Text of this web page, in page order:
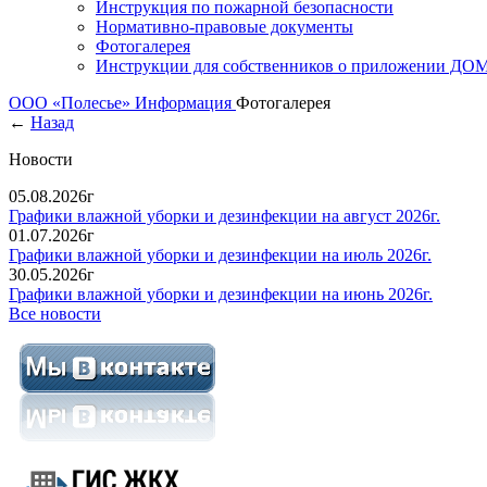
Инструкция по пожарной безопасности
Нормативно-правовые документы
Фотогалерея
Инструкции для собственников о приложении
ООО «Полесье» Информация Фотогалерея
← Назад
Новости
05.08.2026г
Графики влажной уборки и дезинфекции на август 2026г.
01.07.2026г
Графики влажной уборки и дезинфекции на июль 2026г.
30.05.2026г
Графики влажной уборки и дезинфекции на июнь 2026г.
Все новости